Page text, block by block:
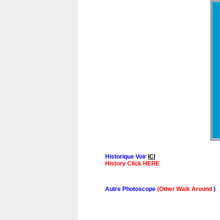
Historique Voir ICI
History Click HERE
Autre Photoscope (Other Walk Around )